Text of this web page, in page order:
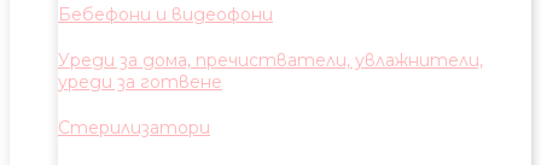
Бебефони и видеофони
Уреди за дома, пречистватели, увлажнители,
уреди за готвене
Стерилизатори